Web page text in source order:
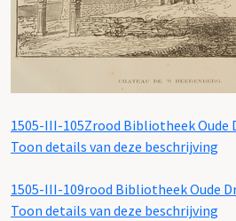
1505-III-105Zrood Bibliotheek Oude
Toon details van deze beschrijving
1505-III-109rood Bibliotheek Oude
Toon details van deze beschrijving